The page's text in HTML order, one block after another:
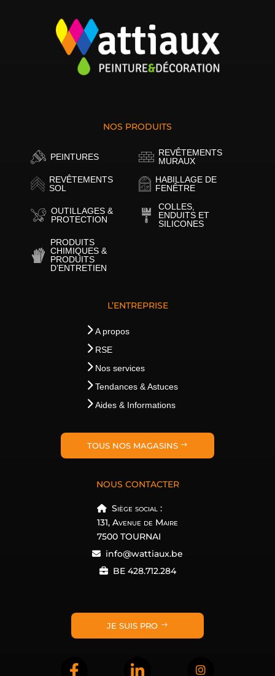
NOS PRODUITS
PEINTURES
REVÊTEMENTS
MURAUX
REVÊTEMENTS
SOL
HABILLAGE DE
FENÊTRE
OUTILLAGES &
PROTECTION
COLLES,
ENDUITS ET
SILICONES
PRODUITS
CHIMIQUES &
PRODUITS
D’ENTRETIEN
L’ENTREPRISE
A propos
RSE
Nos services
Tendances & Astuces
Aides & Informations
TOUS NOS MAGASINS
NOUS CONTACTER
Siège social :
131, Avenue de Maire
7500 TOURNAI
info@wattiaux.be
BE 428.712.284
JE SUIS PRO